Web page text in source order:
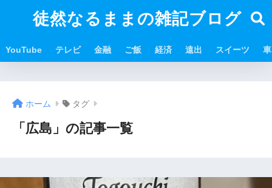
徒然なるままの雑記ブログ
YouTube テレビ 金融 ご飯 経済 遠出 スイーツ 車
ホーム タグ
「広島」の記事一覧